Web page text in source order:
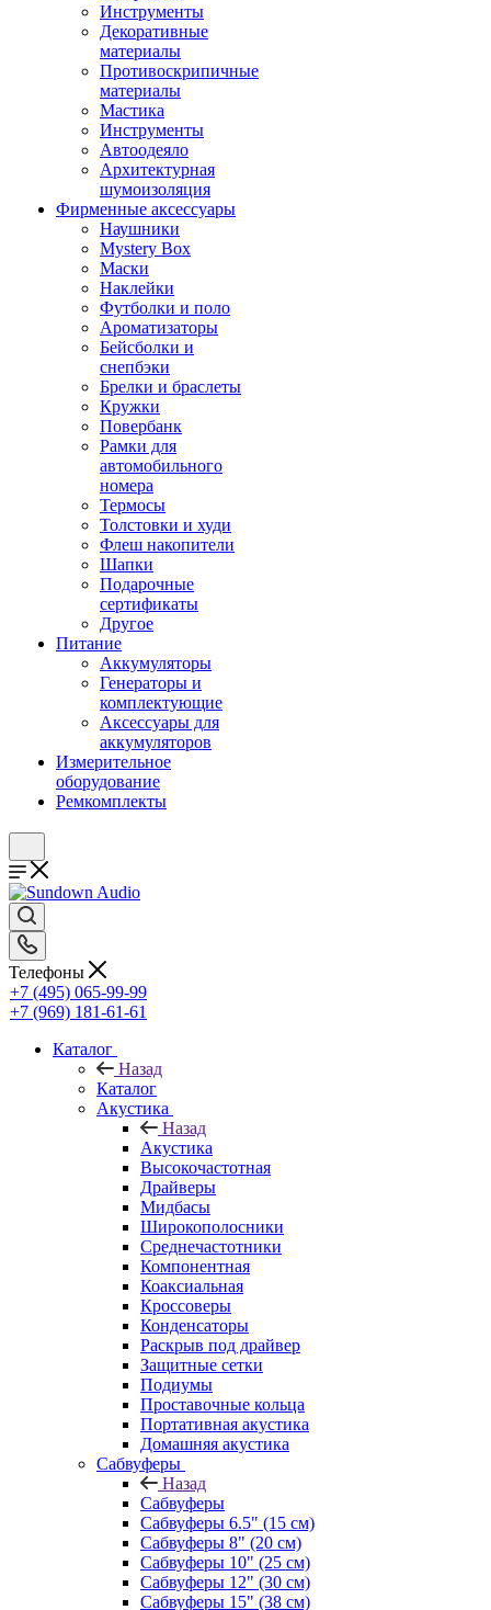
Инструменты
Декоративные
материалы
Противоскрипичные
материалы
Мастика
Инструменты
Автоодеяло
Архитектурная
шумоизоляция
Фирменные аксессуары
Наушники
Mystery Box
Маски
Наклейки
Футболки и поло
Ароматизаторы
Бейсболки и
снепбэки
Брелки и браслеты
Кружки
Повербанк
Рамки для
автомобильного
номера
Термосы
Толстовки и худи
Флеш накопители
Шапки
Подарочные
сертификаты
Другое
Питание
Аккумуляторы
Генераторы и
комплектующие
Аксессуары для
аккумуляторов
Измерительное
оборудование
Ремкомплекты
Телефоны
+7 (495) 065-99-99
+7 (969) 181-61-61
Каталог
Назад
Каталог
Акустика
Назад
Акустика
Высокочастотная
Драйверы
Мидбасы
Широкополосники
Среднечастотники
Компонентная
Коаксиальная
Кроссоверы
Конденсаторы
Раскрыв под драйвер
Защитные сетки
Подиумы
Проставочные кольца
Портативная акустика
Домашняя акустика
Сабвуферы
Назад
Сабвуферы
Сабвуферы 6.5" (15 см)
Сабвуферы 8" (20 см)
Сабвуферы 10" (25 см)
Сабвуферы 12" (30 см)
Сабвуферы 15" (38 см)